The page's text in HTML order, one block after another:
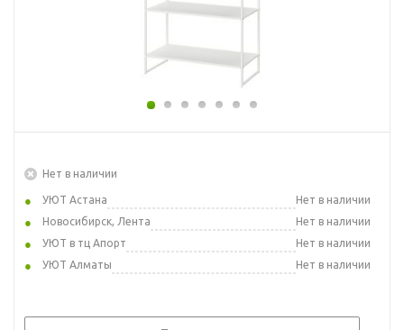
Нет в наличии
УЮТ Астана
Нет в наличии
Новосибирск, Лента
Нет в наличии
УЮТ в тц Апорт
Нет в наличии
УЮТ Алматы
Нет в наличии